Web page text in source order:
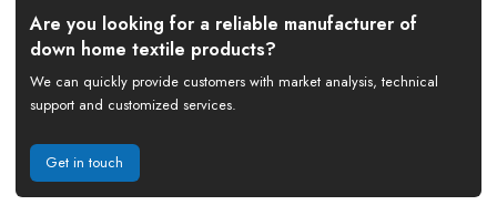
Are you looking for a reliable manufacturer of
down home textile products?
We can quickly provide customers with market analysis, technical
support and customized services.
Get in touch